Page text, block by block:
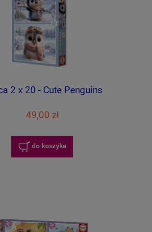
2 x 20 - Cute Penguins
49,00 zł
do koszyka